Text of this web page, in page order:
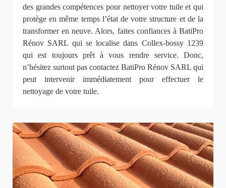
des grandes compétences pour nettoyer votre tuile et qui
protège en même temps l’état de votre structure et de la
transformer en neuve. Alors, faites confiances à BatiPro
Rénov SARL qui se localise dans Collex-bossy 1239
qui est toujours prêt à vous rendre service. Donc,
n’hésitez surtout pas contactez BatiPro Rénov SARL qui
peut intervenir immédiatement pour effectuer le
nettoyage de votre tuile.